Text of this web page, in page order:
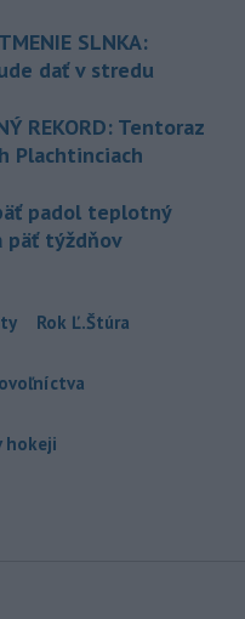
SLNKA:
dať v stredu
REKORD: Tentoraz
Plachtinciach
padol teplotný
päť týždňov
Rok Ľ.Štúra
hokeji